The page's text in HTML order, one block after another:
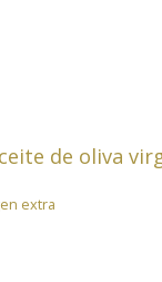
de oliva
extra